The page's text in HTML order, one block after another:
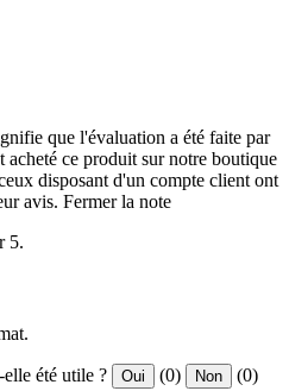
que l'évaluation a été faite par
acheté ce produit sur notre boutique
disposant d'un compte client ont
avis. Fermer la note
5.
été utile ? Oui (0) Non (0)